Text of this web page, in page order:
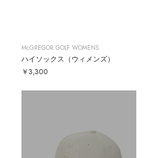
McGREGOR GOLF WOMENS
ハイソックス（ウィメンズ）
￥3,300